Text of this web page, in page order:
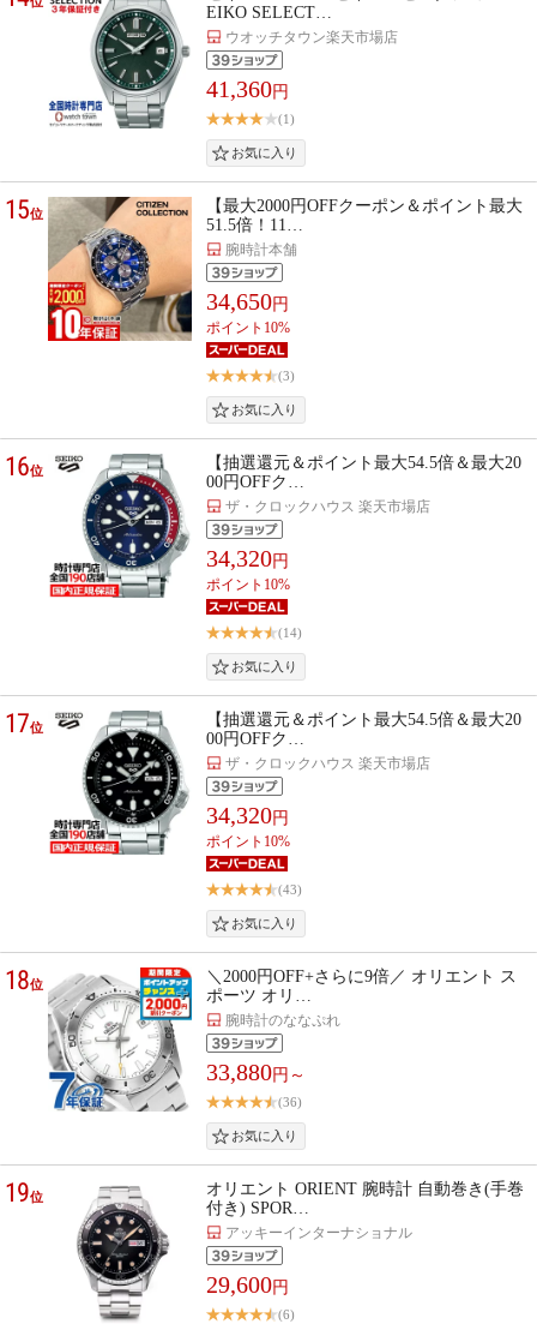
EIKO SELECT…
ウオッチタウン楽天市場店
41,360円
(1)
15位
【最大2000円OFFクーポン＆ポイント最大
51.5倍！11…
腕時計本舗
34,650円
ポイント10%
(3)
16位
【抽選還元＆ポイント最大54.5倍＆最大20
00円OFFク…
ザ・クロックハウス 楽天市場店
34,320円
ポイント10%
(14)
17位
【抽選還元＆ポイント最大54.5倍＆最大20
00円OFFク…
ザ・クロックハウス 楽天市場店
34,320円
ポイント10%
(43)
18位
＼2000円OFF+さらに9倍／ オリエント ス
ポーツ オリ…
腕時計のななぷれ
33,880円～
(36)
19位
オリエント ORIENT 腕時計 自動巻き(手巻
付き) SPOR…
アッキーインターナショナル
29,600円
(6)